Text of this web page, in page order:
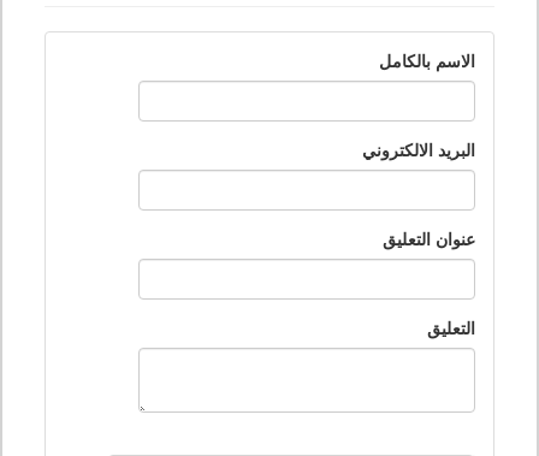
الاسم بالكامل
البريد الالكتروني
عنوان التعليق
التعليق